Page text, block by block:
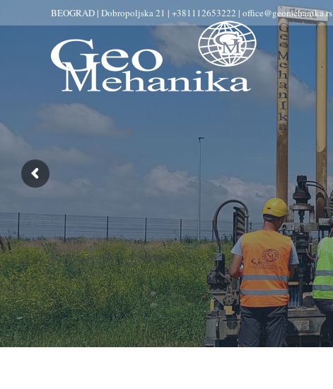
BEOGRAD | Dobropoljska 21 | +381112653222 | office@geomehanika.rs